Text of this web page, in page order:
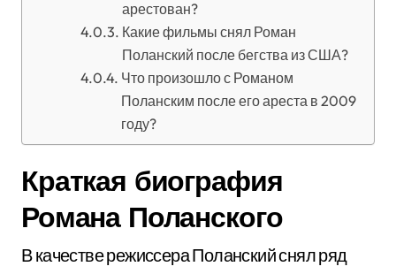
арестован?
Какие фильмы снял Роман
Поланский после бегства из США?
Что произошло с Романом
Поланским после его ареста в 2009
году?
Краткая биография
Романа Поланского
В качестве режиссера Поланский снял ряд